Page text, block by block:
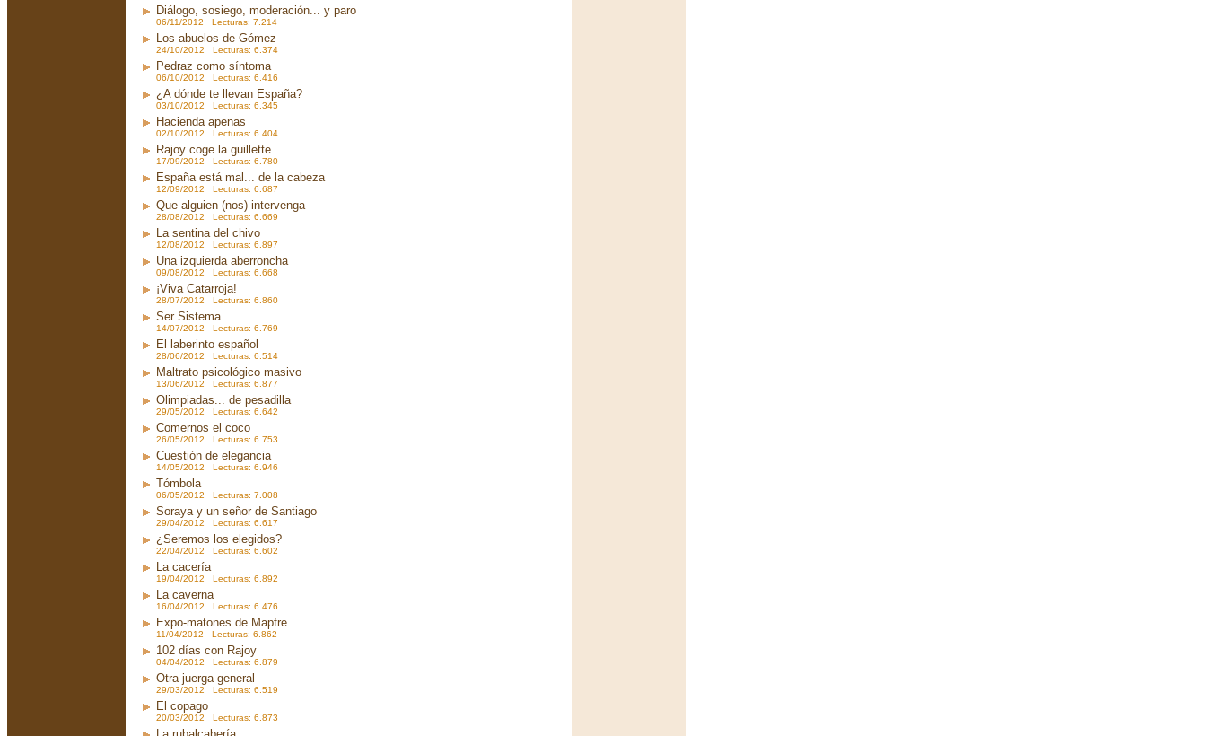
Diálogo, sosiego, moderación... y paro
06/11/2012 Lecturas: 7.214
Los abuelos de Gómez
24/10/2012 Lecturas: 6.374
Pedraz como síntoma
06/10/2012 Lecturas: 6.416
¿A dónde te llevan España?
03/10/2012 Lecturas: 6.345
Hacienda apenas
02/10/2012 Lecturas: 6.404
Rajoy coge la guillette
17/09/2012 Lecturas: 6.780
España está mal... de la cabeza
12/09/2012 Lecturas: 6.687
Que alguien (nos) intervenga
28/08/2012 Lecturas: 6.669
La sentina del chivo
12/08/2012 Lecturas: 6.897
Una izquierda aberroncha
09/08/2012 Lecturas: 6.668
¡Viva Catarroja!
28/07/2012 Lecturas: 6.860
Ser Sistema
14/07/2012 Lecturas: 6.769
El laberinto español
28/06/2012 Lecturas: 6.514
Maltrato psicológico masivo
13/06/2012 Lecturas: 6.877
Olimpiadas... de pesadilla
29/05/2012 Lecturas: 6.642
Comernos el coco
26/05/2012 Lecturas: 6.753
Cuestión de elegancia
14/05/2012 Lecturas: 6.946
Tómbola
06/05/2012 Lecturas: 7.008
Soraya y un señor de Santiago
29/04/2012 Lecturas: 6.617
¿Seremos los elegidos?
22/04/2012 Lecturas: 6.602
La cacería
19/04/2012 Lecturas: 6.892
La caverna
16/04/2012 Lecturas: 6.476
Expo-matones de Mapfre
11/04/2012 Lecturas: 6.862
102 días con Rajoy
04/04/2012 Lecturas: 6.879
Otra juerga general
29/03/2012 Lecturas: 6.519
El copago
20/03/2012 Lecturas: 6.873